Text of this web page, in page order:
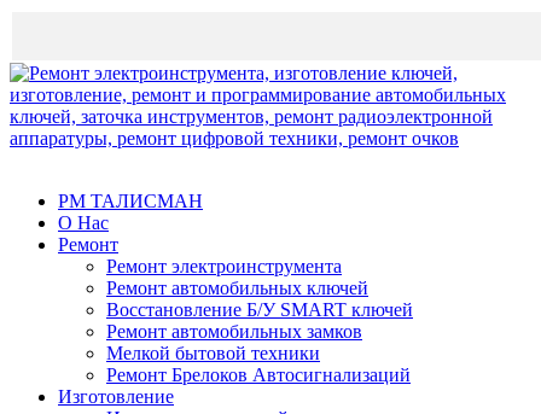
РМ ТАЛИСМАН
О Нас
Ремонт
Ремонт электроинструмента
Ремонт автомобильных ключей
Восстановление Б/У SMART ключей
Ремонт автомобильных замков
Мелкой бытовой техники
Ремонт Брелоков Автосигнализаций
Изготовление